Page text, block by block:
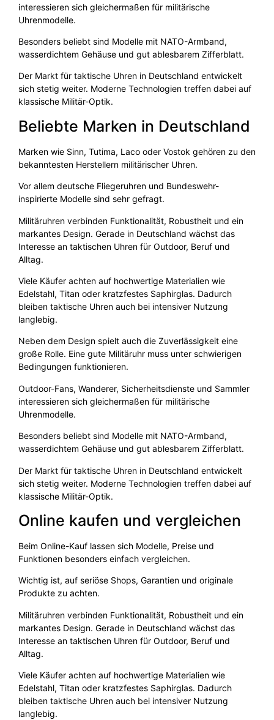
interessieren sich gleichermaßen für militärische
Uhrenmodelle.
Besonders beliebt sind Modelle mit NATO-Armband,
wasserdichtem Gehäuse und gut ablesbarem Zifferblatt.
Der Markt für taktische Uhren in Deutschland entwickelt
sich stetig weiter. Moderne Technologien treffen dabei auf
klassische Militär-Optik.
Beliebte Marken in Deutschland
Marken wie Sinn, Tutima, Laco oder Vostok gehören zu den
bekanntesten Herstellern militärischer Uhren.
Vor allem deutsche Fliegeruhren und Bundeswehr-
inspirierte Modelle sind sehr gefragt.
Militäruhren verbinden Funktionalität, Robustheit und ein
markantes Design. Gerade in Deutschland wächst das
Interesse an taktischen Uhren für Outdoor, Beruf und
Alltag.
Viele Käufer achten auf hochwertige Materialien wie
Edelstahl, Titan oder kratzfestes Saphirglas. Dadurch
bleiben taktische Uhren auch bei intensiver Nutzung
langlebig.
Neben dem Design spielt auch die Zuverlässigkeit eine
große Rolle. Eine gute Militäruhr muss unter schwierigen
Bedingungen funktionieren.
Outdoor-Fans, Wanderer, Sicherheitsdienste und Sammler
interessieren sich gleichermaßen für militärische
Uhrenmodelle.
Besonders beliebt sind Modelle mit NATO-Armband,
wasserdichtem Gehäuse und gut ablesbarem Zifferblatt.
Der Markt für taktische Uhren in Deutschland entwickelt
sich stetig weiter. Moderne Technologien treffen dabei auf
klassische Militär-Optik.
Online kaufen und vergleichen
Beim Online-Kauf lassen sich Modelle, Preise und
Funktionen besonders einfach vergleichen.
Wichtig ist, auf seriöse Shops, Garantien und originale
Produkte zu achten.
Militäruhren verbinden Funktionalität, Robustheit und ein
markantes Design. Gerade in Deutschland wächst das
Interesse an taktischen Uhren für Outdoor, Beruf und
Alltag.
Viele Käufer achten auf hochwertige Materialien wie
Edelstahl, Titan oder kratzfestes Saphirglas. Dadurch
bleiben taktische Uhren auch bei intensiver Nutzung
langlebig.